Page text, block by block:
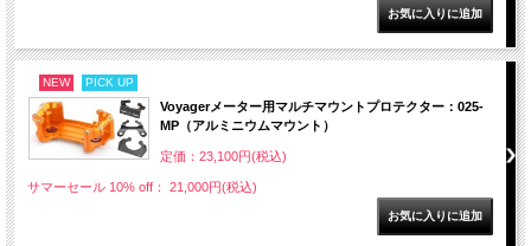
NEW PICK UP
Voyagerメーター用マルチマウントプロテクター：025-
MP（アルミニウムマウント）
定価：23,100円(税込)
サマーセール 10% off： 21,000円(税込)